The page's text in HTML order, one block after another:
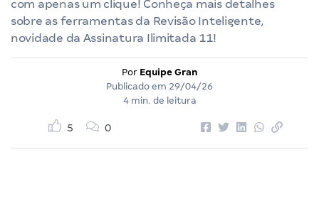
com apenas um clique! Conheça mais detalhes
sobre as ferramentas da Revisão Inteligente,
novidade da Assinatura Ilimitada 11!
Por Equipe Gran
Publicado em 29/04/26
4 min. de leitura
5 0